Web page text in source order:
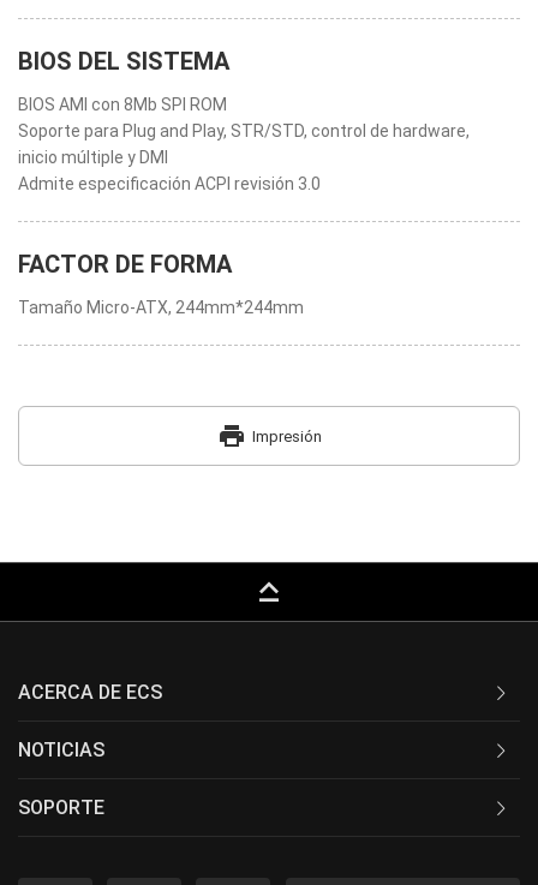
BIOS DEL SISTEMA
BIOS AMI con 8Mb SPI ROM
Soporte para Plug and Play, STR/STD, control de hardware,
inicio múltiple y DMI
Admite especificación ACPI revisión 3.0
FACTOR DE FORMA
Tamaño Micro-ATX, 244mm*244mm
print Impresión
keyboard_capslock
ACERCA DE ECS
NOTICIAS
SOPORTE